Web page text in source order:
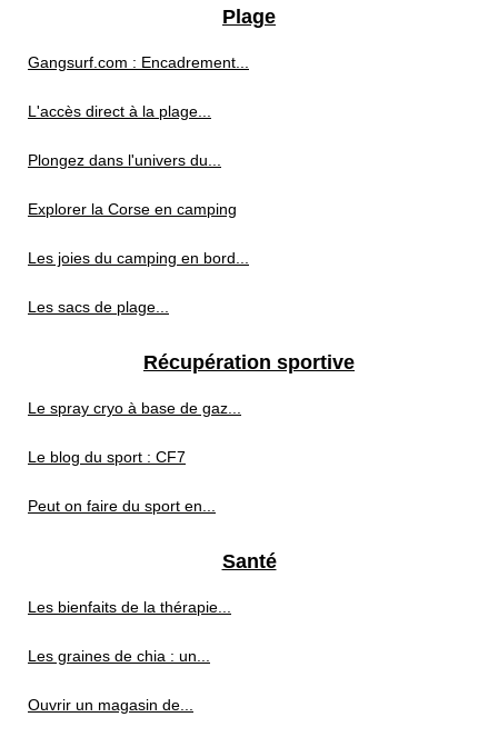
Plage
Gangsurf.com : Encadrement...
L'accès direct à la plage...
Plongez dans l'univers du...
Explorer la Corse en camping
Les joies du camping en bord...
Les sacs de plage...
Récupération sportive
Le spray cryo à base de gaz...
Le blog du sport : CF7
Peut on faire du sport en...
Santé
Les bienfaits de la thérapie...
Les graines de chia : un...
Ouvrir un magasin de...